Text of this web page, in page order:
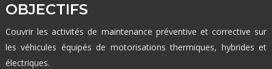
OBJECTIFS
Couvrir les activités de maintenance préventive et corrective sur
les véhicules équipés de motorisations thermiques, hybrides et
électriques.